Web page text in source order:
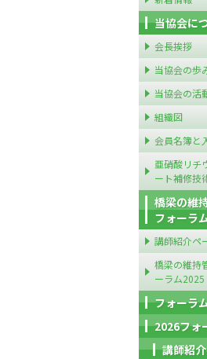
当協会に
会長挨拶
当協会の歩
当協会の活
組織図
会員名簿と
亜硝酸リチ
ート補修技
橋梁の維
フォーラ
講師紹介ペ
橋梁の維持
ーラム2025
フォーラ
2026フ
講師紹